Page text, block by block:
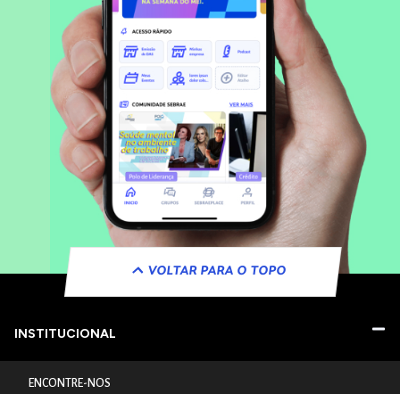
VOLTAR PARA O TOPO
INSTITUCIONAL
ENCONTRE-NOS